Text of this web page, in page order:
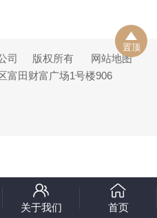
置顶
司 版权所有
网站地图
富田财富广场1号楼906
关于我们 首页